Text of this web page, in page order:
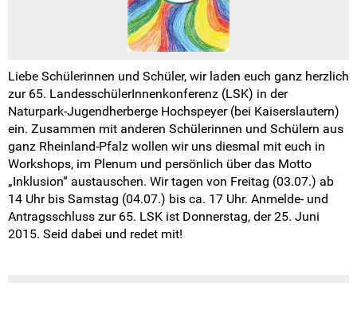
Liebe Schülerinnen und Schüler, wir laden euch ganz herzlich
zur 65. LandesschülerInnenkonferenz (LSK) in der
Naturpark-Jugendherberge Hochspeyer (bei Kaiserslautern)
ein. Zusammen mit anderen Schülerinnen und Schülern aus
ganz Rheinland-Pfalz wollen wir uns diesmal mit euch in
Workshops, im Plenum und persönlich über das Motto
„Inklusion“ austauschen. Wir tagen von Freitag (03.07.) ab
14 Uhr bis Samstag (04.07.) bis ca. 17 Uhr. Anmelde- und
Antragsschluss zur 65. LSK ist Donnerstag, der 25. Juni
2015. Seid dabei und redet mit!